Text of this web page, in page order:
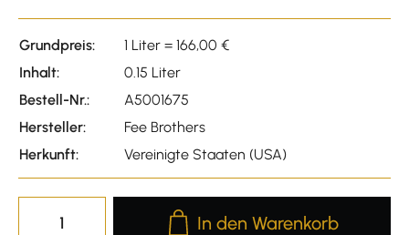
Grundpreis:
1 Liter = 166,00 €
Inhalt:
0.15 Liter
Bestell-Nr.:
A5001675
Hersteller:
Fee Brothers
Herkunft:
Vereinigte Staaten (USA)
Produkt Anzahl: Gib den
In den Warenkorb